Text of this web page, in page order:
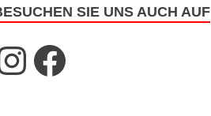
SIE UNS AUCH AUF